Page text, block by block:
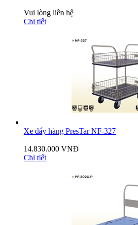
Vui lòng liên hệ
Chi tiết
Xe đẩy hàng PresTar NF-327
14.830.000 VNĐ
Chi tiết